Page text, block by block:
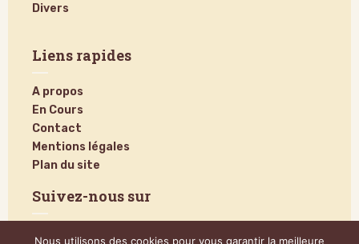
Divers
Liens rapides
A propos
En Cours
Contact
Mentions légales
Plan du site
Suivez-nous sur
Nous utilisons des cookies pour vous garantir la meilleure